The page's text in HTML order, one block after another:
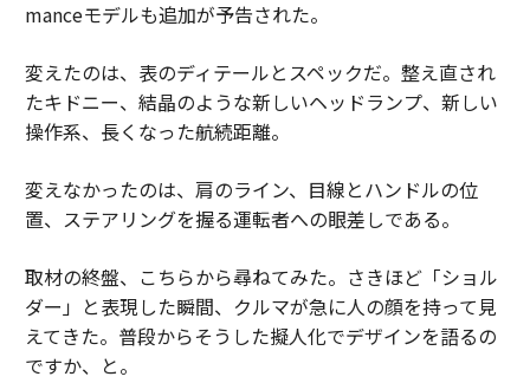
manceモデルも追加が予告された。
変えたのは、表のディテールとスペックだ。整え直され
たキドニー、結晶のような新しいヘッドランプ、新しい
操作系、長くなった航続距離。
変えなかったのは、肩のライン、目線とハンドルの位
置、ステアリングを握る運転者への眼差しである。
取材の終盤、こちらから尋ねてみた。さきほど「ショル
ダー」と表現した瞬間、クルマが急に人の顔を持って見
えてきた。普段からそうした擬人化でデザインを語るの
ですか、と。